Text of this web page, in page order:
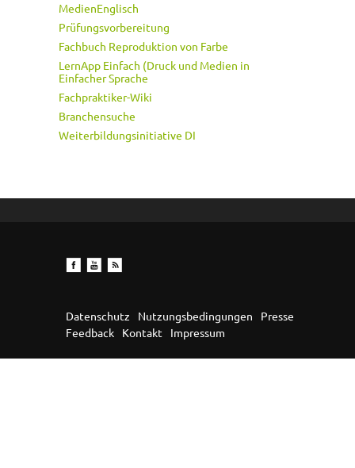
MedienEnglisch
Prüfungsvorbereitung
Fachbuch Reproduktion von Farbe
LernApp Einfach (Druck und Medien in
Einfacher Sprache
Fachpraktiker-Wiki
Branchensuche
Weiterbildungsinitiative DI
Datenschutz Nutzungsbedingungen
Presse
Feedback
Kontakt Impressum